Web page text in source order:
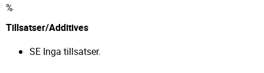
%
Tillsatser/Additives
SE Inga tillsatser.